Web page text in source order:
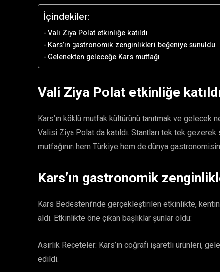
İçindekiler:
​Vali Ziya Polat etkinliğe katıldı
​Kars’ın gastronomik zenginlikleri beğeniye sunuldu
​Gelenekten geleceğe Kars mutfağı
​Vali Ziya Polat etkinliğe katıldı
​Kars’ın köklü mutfak kültürünü tanıtmak ve
Valisi Ziya Polat da katıldı. Stantları tek tek
mutfağının hem Türkiye hem de dünya
​Kars’ın gastronomik
​Kars Bedesteni’nde gerçekleştirilen etkinlikte,
aldı. Etkinlikte öne çıkan başlıklar şunlar oldu:
​Asırlık Reçeteler: Kars’ın coğrafi işaretli ürünleri,
edildi.